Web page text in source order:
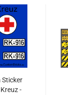
Sticker
-